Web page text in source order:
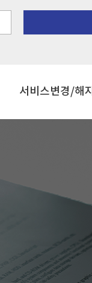
서비스변경/해지